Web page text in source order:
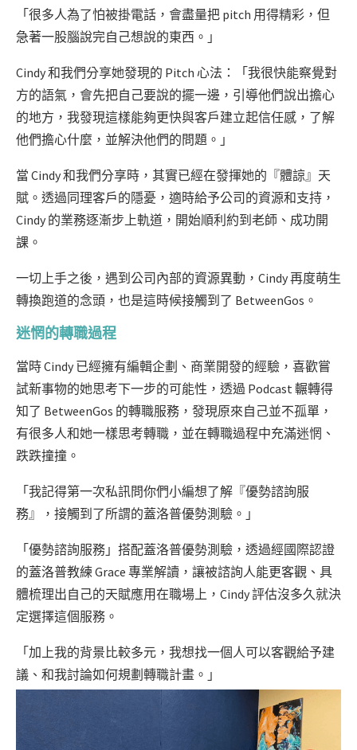
「很多人為了怕被掛電話，會盡量把 pitch 用得精彩，但
急著一股腦說完自己想說的東西。」
Cindy 和我們分享她發現的 Pitch 心法：
「我很快能察覺對
方的語氣，會先把自己要說的擺一邊，引導他們說出擔心
的地方，我發現這樣能夠更快與客戶建立起信任感，了解
他們擔心什麼，並解決他們的問題。」
當 Cindy 和我們分享時，其實已經在發揮她的『體諒』天
賦。透過同理客戶的隱憂，適時給予公司的資源和支持，
Cindy 的業務逐漸步上軌道，開始順利約到老師、成功開
課。
一切上手之後，遇到公司內部的資源異動，Cindy 再度萌生
轉換跑道的念頭，也是這時候接觸到了 BetweenGos。
迷惘的轉職過程
當時 Cindy 已經擁有編輯企劃、商業開發的經驗，喜歡嘗
試新事物的她思考下一步的可能性，透過 Podcast 輾轉得
知了 BetweenGos 的轉職服務，發現原來自己並不孤單，
有很多人和她一樣思考轉職，並在轉職過程中充滿迷惘、
跌跌撞撞。
「我記得第一次私訊問你們小編想了解『優勢諮詢服
務』，接觸到了所謂的蓋洛普優勢測驗。」
「優勢諮詢服務」搭配蓋洛普優勢測驗，透過經國際認證
的蓋洛普教練 Grace 專業解讀，讓被諮詢人能更客觀、具
體梳理出自己的天賦應用在職場上，Cindy 評估沒多久就決
定選擇這個服務。
「加上我的背景比較多元，我想找一個人可以客觀給予建
議、和我討論如何規劃轉職計畫。」